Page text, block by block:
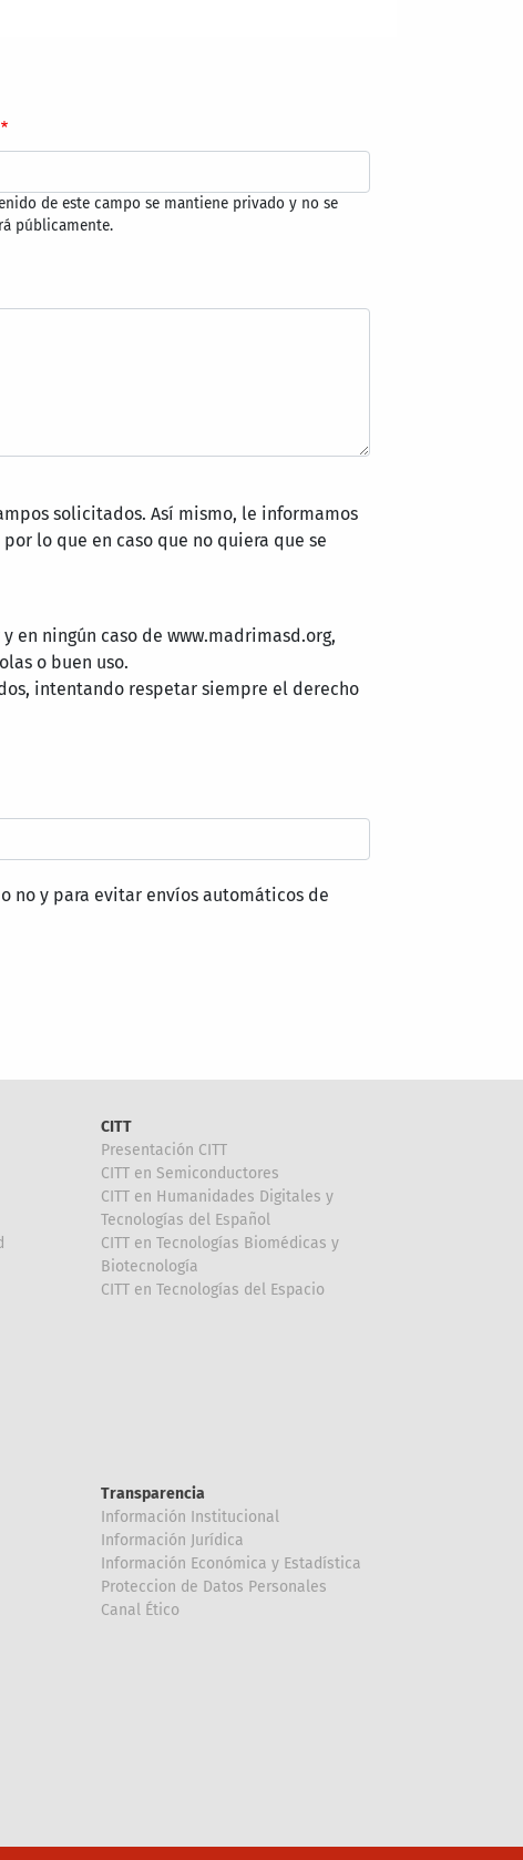
de este campo se mantiene privado y no se
públicamente.
solicitados. Así mismo, le informamos
lo que en caso que no quiera que se
en ningún caso de www.madrimasd.org,
o buen uso.
intentando respetar siempre el derecho
no y para evitar envíos automáticos de
CITT
Presentación CITT
CITT en Semiconductores
CITT en Humanidades Digitales y
Tecnologías del Español
CITT en Tecnologías Biomédicas y
Biotecnología
CITT en Tecnologías del Espacio
Transparencia
Información Institucional
Información Jurídica
Información Económica y Estadística
Proteccion de Datos Personales
Canal Ético